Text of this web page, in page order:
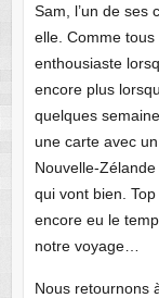
Sam, l’un de ses
elle. Comme
enthousiaste
encore plus
quelques
une carte avec
Nouvelle-
qui vont bien. Top
encore eu le
notre voyage…
Nous retournons